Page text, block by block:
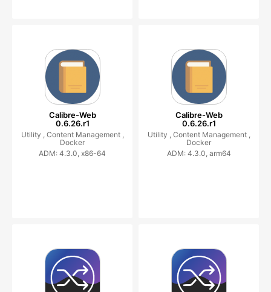
Calibre-Web
0.6.26.r1
Utility , Content Management ,
Docker
ADM: 4.3.0, x86-64
Calibre-Web
0.6.26.r1
Utility , Content Management ,
Docker
ADM: 4.3.0, arm64